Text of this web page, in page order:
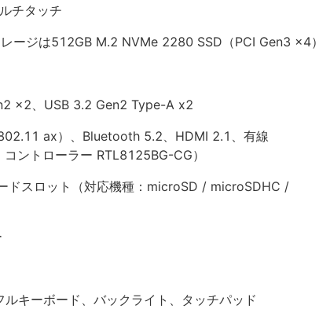
チタッチ
ージは512GB M.2 NVMe 2280 SSD（PCI Gen3 x4）
x2、USB 3.2 Gen2 Type-A x2
ax）、Bluetooth 5.2、HDMI 2.1、有線
ントローラー RTL8125BG-CG）
ドスロット（対応機種：microSD / microSDHC /
ルキーボード、バックライト、タッチパッド